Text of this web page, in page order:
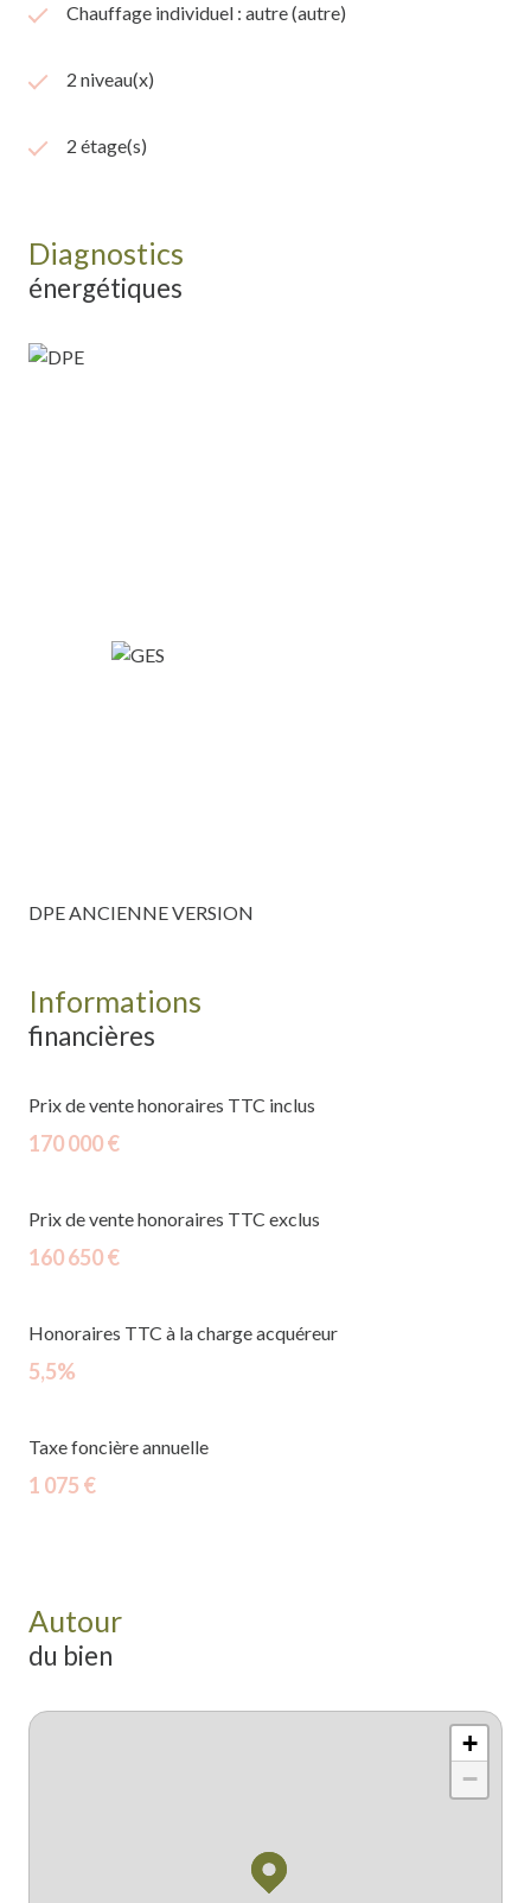
Chauffage individuel : autre (autre)
2 niveau(x)
2 étage(s)
Diagnostics
énergétiques
DPE ANCIENNE VERSION
Informations
financières
Prix de vente honoraires TTC inclus
170 000 €
Prix de vente honoraires TTC exclus
160 650 €
Honoraires TTC à la charge acquéreur
5,5%
Taxe foncière annuelle
1 075 €
Autour
du bien
+
−